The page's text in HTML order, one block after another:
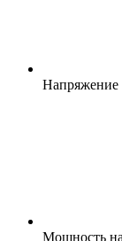
Напряжение
Мощность